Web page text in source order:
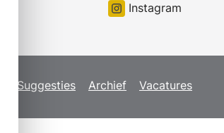
Instagram
Suggesties Archief Vacatures